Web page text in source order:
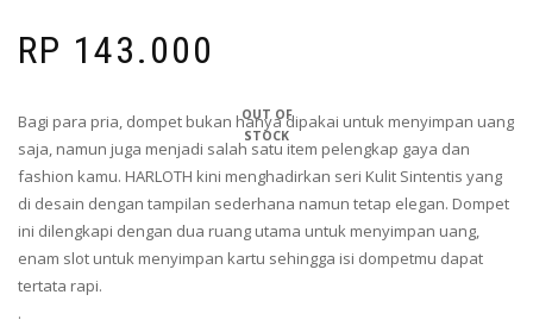
RP 143.000
Bagi para pria, dompet bukan hanya dipakai untuk menyimpan uang
saja, namun juga menjadi salah satu item pelengkap gaya dan
fashion kamu. HARLOTH kini menghadirkan seri Kulit Sintentis yang
di desain dengan tampilan sederhana namun tetap elegan. Dompet
ini dilengkapi dengan dua ruang utama untuk menyimpan uang,
enam slot untuk menyimpan kartu sehingga isi dompetmu dapat
tertata rapi.
.